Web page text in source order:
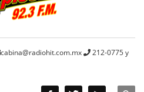
cabina@radiohit.com.mx
212-0775 y